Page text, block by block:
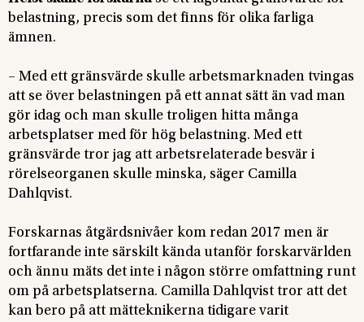
belastning, precis som det finns för olika farliga
ämnen.
– Med ett gränsvärde skulle arbetsmarknaden tvingas
att se över belastningen på ett annat sätt än vad man
gör idag och man skulle troligen hitta många
arbetsplatser med för hög belastning. Med ett
gränsvärde tror jag att arbetsrelaterade besvär i
rörelseorganen skulle minska, säger Camilla
Dahlqvist.
Forskarnas åtgärdsnivåer kom redan 2017 men är
fortfarande inte särskilt kända utanför forskarvärlden
och ännu mäts det inte i någon större omfattning runt
om på arbetsplatserna. Camilla Dahlqvist tror att det
kan bero på att mätteknikerna tidigare varit